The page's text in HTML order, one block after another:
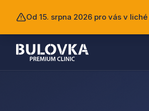
Od 15. srpna 2026 pro vás v